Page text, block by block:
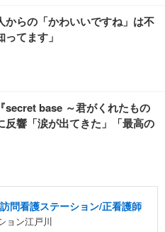
からの「かわいいですね」は不
てます」
secret base ～君がくれたもの
反響「涙が出てきた」「最高の
問看護ステーション/正看護師
ョン江戸川